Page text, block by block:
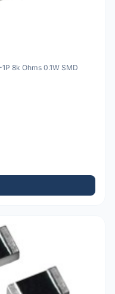
8k Ohms 0.1W SMD